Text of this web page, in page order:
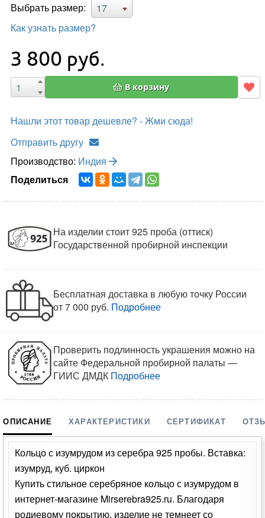
Выбрать размер:
17
Как узнать размер?
3 800 руб.
В корзину
Нашли этот товар дешевле? - Жми сюда!
Отправить другу
Производство: Индия
Поделиться
На изделии стоит 925 проба (оттиск)
Государственной пробирной инспекции
Бесплатная доставка в любую точку России
от 7 000 руб. Подробнее
Проверить подлинность украшения можно на
сайте Федеральной пробирной палаты —
ГИИС ДМДК Подробнее
ОПИСАНИЕ ХАРАКТЕРИСТИКИ СЕРТИФИКАТ
Кольцо с изумрудом из серебра 925 пробы. Вставка:
изумруд, куб. циркон
Купить стильное серебряное кольцо с изумрудом в
интернет-магазине Mirserebra925.ru. Благодаря
родиевому покрытию, изделие не темнеет со